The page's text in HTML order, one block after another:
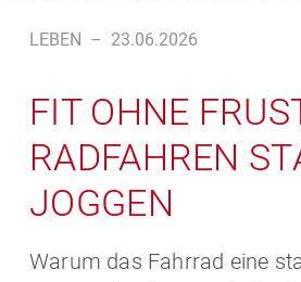
LEBEN – 23.06.2026
FIT OHNE
RADFAHREN
JOGGEN
Warum das Fahrrad eine